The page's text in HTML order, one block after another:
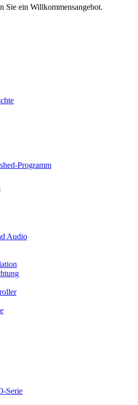
Sie ein Willkommensangebot.
Programm
Audio
Serie